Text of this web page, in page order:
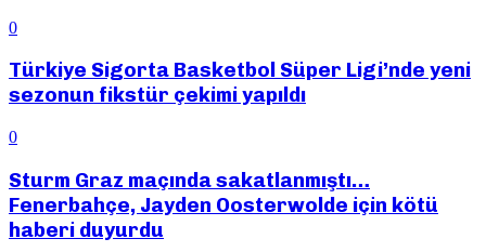
0
Türkiye Sigorta Basketbol Süper Ligi’nde yeni
sezonun fikstür çekimi yapıldı
0
Sturm Graz maçında sakatlanmıştı…
Fenerbahçe, Jayden Oosterwolde için kötü
haberi duyurdu